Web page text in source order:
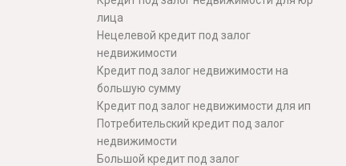
лица
Нецелевой кредит под залог
недвижимости
Кредит под залог недвижимости на
большую сумму
Кредит под залог недвижимости для ип
Потребительский кредит под залог
недвижимости
Большой кредит под залог